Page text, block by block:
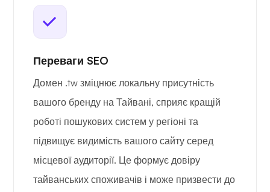
Переваги SEO
Домен .tw зміцнює локальну присутність
вашого бренду на Тайвані, сприяє кращій
роботі пошукових систем у регіоні та
підвищує видимість вашого сайту серед
місцевої аудиторії. Це формує довіру
тайванських споживачів і може призвести до